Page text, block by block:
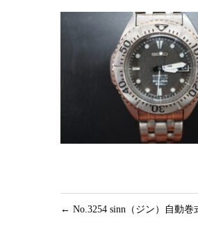
← No.3254 sinn（ジン）自動